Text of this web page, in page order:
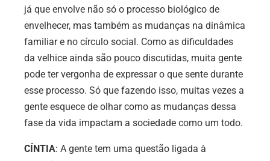
já que envolve não só o processo biológico de
envelhecer, mas também as mudanças na dinâmica
familiar e no círculo social. Como as dificuldades
da velhice ainda são pouco discutidas, muita gente
pode ter vergonha de expressar o que sente durante
esse processo. Só que fazendo isso, muitas vezes a
gente esquece de olhar como as mudanças dessa
fase da vida impactam a sociedade como um todo.
CÍNTIA: A gente tem uma questão ligada à